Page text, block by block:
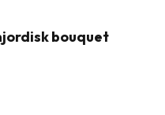
bouquet